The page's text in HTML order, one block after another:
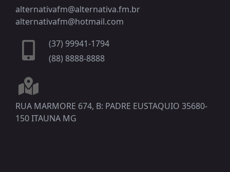
alternativafm@alternativa.fm.br
alternativafm@hotmail.com
(37) 99941-1794
(88) 8888-8888
RUA MARMORE 674, B: PADRE EUSTAQUIO 35680-
150 ITAUNA MG